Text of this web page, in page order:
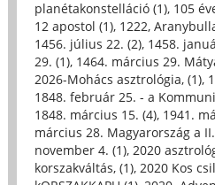
planétakonstelláció (1), 105
12 apostol (1), 1222,
1456. július 22. (2), 1458.
29. (1), 1464. március 29.
2026-Mohács asztrológia, (1),
1848. február 25. - a
1848. március 15. (4), 1941.
március 28. Magyarország a
november 4. (1), 2020
korszakváltás, (1), 2020 Kos